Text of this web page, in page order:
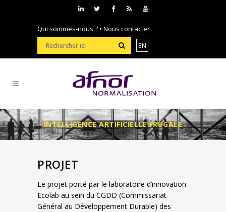
Qui sommes-nous ? • Nous contacter
EN
INTELLIGENCE ARTIFICIELLE FRUGALE
PROJET
Le projet porté par le laboratoire d’innovation
Ecolab au sein du CGDD (Commissariat
Général au Développement Durable) des